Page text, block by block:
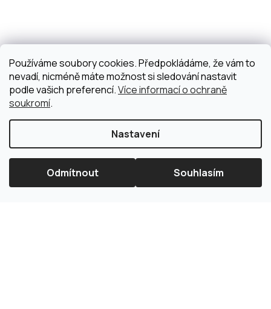
Používáme soubory cookies. Předpokládáme, že vám to
nevadí, nicméně máte možnost si sledování nastavit
podle vašich preferencí.Více informací o ochraně
soukromí.
Nastavení
Odmítnout Souhlasím